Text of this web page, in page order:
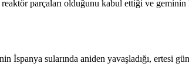
parçaları olduğunu kabul ettiği ve
İspanya sularında aniden yavaşladığı, ertesi